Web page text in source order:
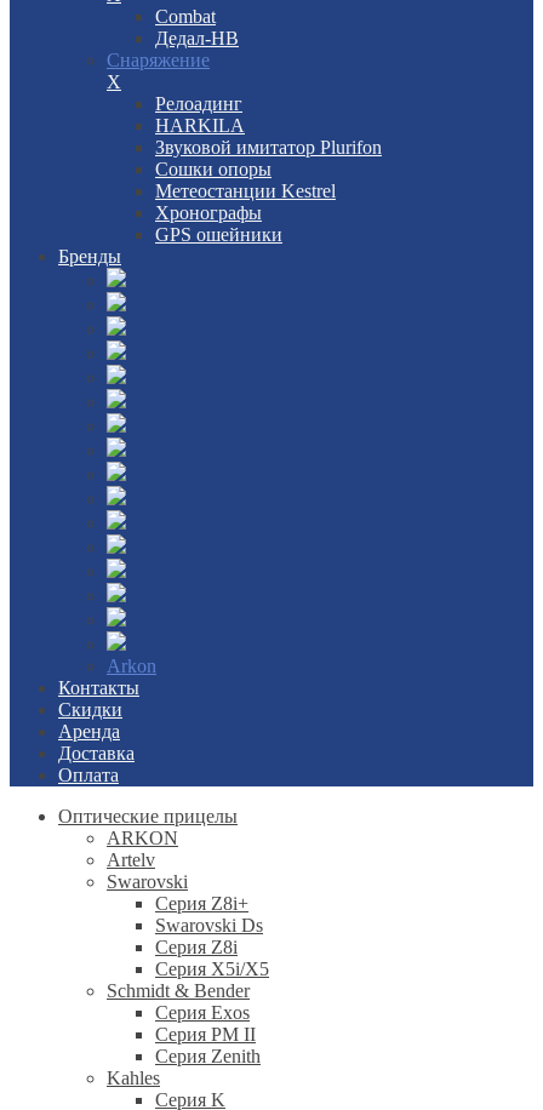
Combat
Дедал-НВ
Снаряжение
X
Релоадинг
HARKILA
Звуковой имитатор Plurifon
Сошки опоры
Метеостанции Kestrel
Хронографы
GPS ошейники
Бренды
Arkon
Контакты
Скидки
Аренда
Доставка
Оплата
Оптические прицелы
ARKON
Artelv
Swarovski
Серия Z8i+
Swarovski Ds
Серия Z8i
Серия X5i/X5
Schmidt & Bender
Серия Exos
Серия PM II
Cерия Zenith
Kahles
Серия K